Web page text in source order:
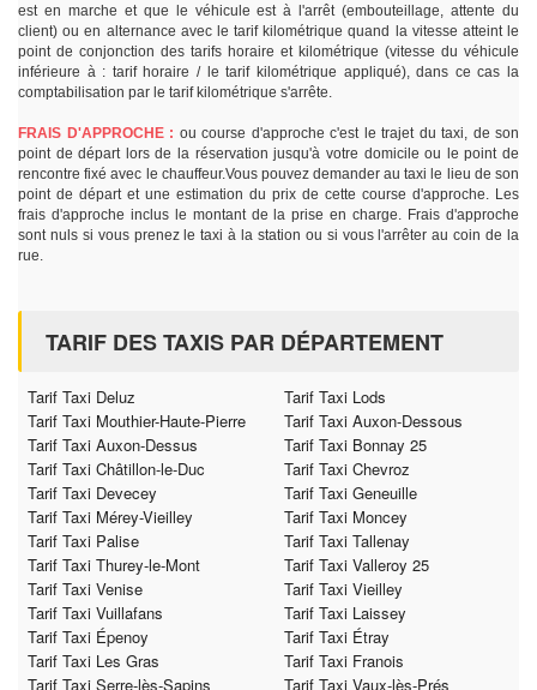
est en marche et que le véhicule est à l'arrêt (embouteillage, attente du
client) ou en alternance avec le tarif kilométrique quand la vitesse atteint le
point de conjonction des tarifs horaire et kilométrique (vitesse du véhicule
inférieure à : tarif horaire / le tarif kilométrique appliqué), dans ce cas la
comptabilisation par le tarif kilométrique s'arrête.
FRAIS D'APPROCHE : ou course d'approche c'est le trajet du taxi, de son
point de départ lors de la réservation jusqu'à votre domicile ou le point de
rencontre fixé avec le chauffeur.Vous pouvez demander au taxi le lieu de son
point de départ et une estimation du prix de cette course d'approche. Les
frais d'approche inclus le montant de la prise en charge. Frais d'approche
sont nuls si vous prenez le taxi à la station ou si vous l'arrêter au coin de la
rue.
TARIF DES TAXIS PAR DÉPARTEMENT
Tarif Taxi Deluz
Tarif Taxi Lods
Tarif Taxi Mouthier-Haute-Pierre
Tarif Taxi Auxon-Dessous
Tarif Taxi Auxon-Dessus
Tarif Taxi Bonnay 25
Tarif Taxi Châtillon-le-Duc
Tarif Taxi Chevroz
Tarif Taxi Devecey
Tarif Taxi Geneuille
Tarif Taxi Mérey-Vieilley
Tarif Taxi Moncey
Tarif Taxi Palise
Tarif Taxi Tallenay
Tarif Taxi Thurey-le-Mont
Tarif Taxi Valleroy 25
Tarif Taxi Venise
Tarif Taxi Vieilley
Tarif Taxi Vuillafans
Tarif Taxi Laissey
Tarif Taxi Épenoy
Tarif Taxi Étray
Tarif Taxi Les Gras
Tarif Taxi Franois
Tarif Taxi Serre-lès-Sapins
Tarif Taxi Vaux-lès-Prés